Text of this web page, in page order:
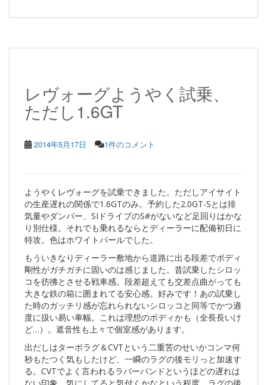
レヴォーグようやく試乗、
ただし1.6GT
2014年5月17日 1件のコメント
ようやくレヴォーグを試乗できました。ただしアイサイト
の生産遅れの関係で1.6GTのみ。予約した2.0GT-Sとは排
気量やダンパー、SIドライブのS#がないなど足回りはかな
り別仕様。それでも乗れるならとディーラーに配備初日に
特攻。色はホワイトパールでした。
もういきなりディーラー敷地から道路に出る段差でボディ
剛性がガチガチに固いのは感じました。昔試乗したシロッ
コを彷彿とさせる戦車感。段差超えても交差点曲がっても
大きな鉄の箱に囲まれてる安心感。好みです！あの試乗し
た時のガッチリ感が忘れられないシロッコと同等でかつ適
度に扱い易い車幅。これは理想のボディかも（全長長いけ
ど…）。遮音性も上々で個室感があります。
出だしはターボラグ＆CVTという二重苦のせいかコンマ何
秒もたつく気もしたけど、一瞬のラグの後モリっと加速す
る。CVTでよく言われるラバーバンドというほどの遅れは